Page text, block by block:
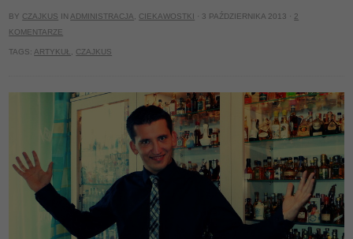
BY CZAJKUS IN ADMINISTRACJA CIEKAWOSTKI · 3 PAŹDZIERNIKA 2013 · 2
KOMENTARZE
TAGS: ARTYKUŁ CZAJKUS